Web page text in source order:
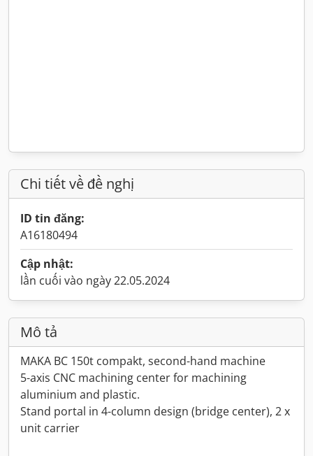
Chi tiết về đề nghị
ID tin đăng:
A16180494
Cập nhật:
lần cuối vào ngày 22.05.2024
Mô tả
MAKA BC 150t compakt, second-hand machine
5-axis CNC machining center for machining
aluminium and plastic.
Stand portal in 4-column design (bridge center), 2 x
unit carrier